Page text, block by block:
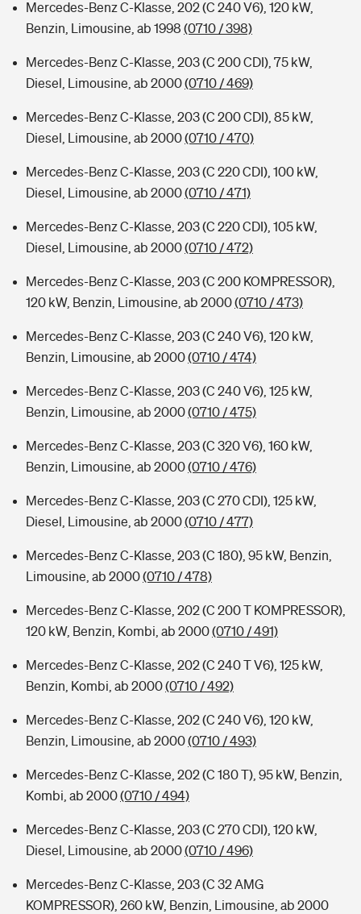
Mercedes-Benz C-Klasse, 202 (C 240 V6), 120 kW,
Benzin, Limousine, ab 1998 (0710 / 398)
Mercedes-Benz C-Klasse, 203 (C 200 CDI), 75 kW,
Diesel, Limousine, ab 2000(0710 / 469)
Mercedes-Benz C-Klasse, 203 (C 200 CDI), 85 kW,
Diesel, Limousine, ab 2000(0710 / 470)
Mercedes-Benz C-Klasse, 203 (C 220 CDI), 100 kW,
Diesel, Limousine, ab 2000(0710 / 471)
Mercedes-Benz C-Klasse, 203 (C 220 CDI), 105 kW,
Diesel, Limousine, ab 2000(0710 / 472)
Mercedes-Benz C-Klasse, 203 (C 200 KOMPRESSOR),
120 kW, Benzin, Limousine, ab 2000(0710 / 473)
Mercedes-Benz C-Klasse, 203 (C 240 V6), 120 kW,
Benzin, Limousine, ab 2000(0710 / 474)
Mercedes-Benz C-Klasse, 203 (C 240 V6), 125 kW,
Benzin, Limousine, ab 2000(0710 / 475)
Mercedes-Benz C-Klasse, 203 (C 320 V6), 160 kW,
Benzin, Limousine, ab 2000(0710 / 476)
Mercedes-Benz C-Klasse, 203 (C 270 CDI), 125 kW,
Diesel, Limousine, ab 2000(0710 / 477)
Mercedes-Benz C-Klasse, 203 (C 180), 95 kW, Benzin,
Limousine, ab 2000(0710 / 478)
Mercedes-Benz C-Klasse, 202 (C 200 T KOMPRESSOR),
120 kW, Benzin, Kombi, ab 2000(0710 / 491)
Mercedes-Benz C-Klasse, 202 (C 240 T V6), 125 kW,
Benzin, Kombi, ab 2000(0710 / 492)
Mercedes-Benz C-Klasse, 202 (C 240 V6), 120 kW,
Benzin, Limousine, ab 2000(0710 / 493)
Mercedes-Benz C-Klasse, 202 (C 180 T), 95 kW, Benzin,
Kombi, ab 2000(0710 / 494)
Mercedes-Benz C-Klasse, 203 (C 270 CDI), 120 kW,
Diesel, Limousine, ab 2000(0710 / 496)
Mercedes-Benz C-Klasse, 203 (C 32 AMG
KOMPRESSOR), 260 kW, Benzin, Limousine, ab 2000